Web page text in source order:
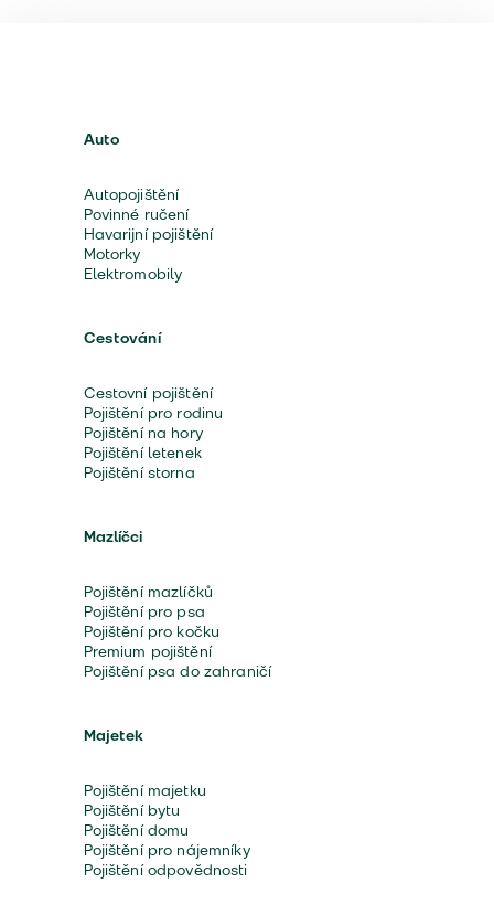
Auto
Autopojištění
Povinné ručení
Havarijní pojištění
Motorky
Elektromobily
Cestování
Cestovní pojištění
Pojištění pro rodinu
Pojištění na hory
Pojištění letenek
Pojištění storna
Mazlíčci
Pojištění mazlíčků
Pojištění pro psa
Pojištění pro kočku
Premium pojištění
Pojištění psa do zahraničí
Majetek
Pojištění majetku
Pojištění bytu
Pojištění domu
Pojištění pro nájemníky
Pojištění odpovědnosti